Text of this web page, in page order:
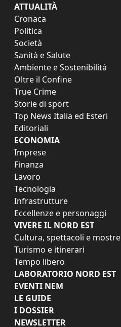
ATTUALITÀ
Cronaca
Politica
Società
Sanità e Salute
Ambiente e Sostenibilità
Oltre il Confine
True Crime
Storie di sport
Top News Italia ed Esteri
Editoriali
ECONOMIA
Imprese
Finanza
Lavoro
Tecnologia
Infrastrutture
Eccellenze e personaggi
VIVERE IL NORD EST
Cultura, spettacoli e mostre
Turismo e itinerari
Tempo libero
LABORATORIO NORD EST
EVENTI NEM
LE GUIDE
I DOSSIER
NEWSLETTER